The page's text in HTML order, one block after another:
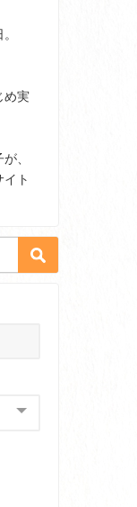
め実
、
ト